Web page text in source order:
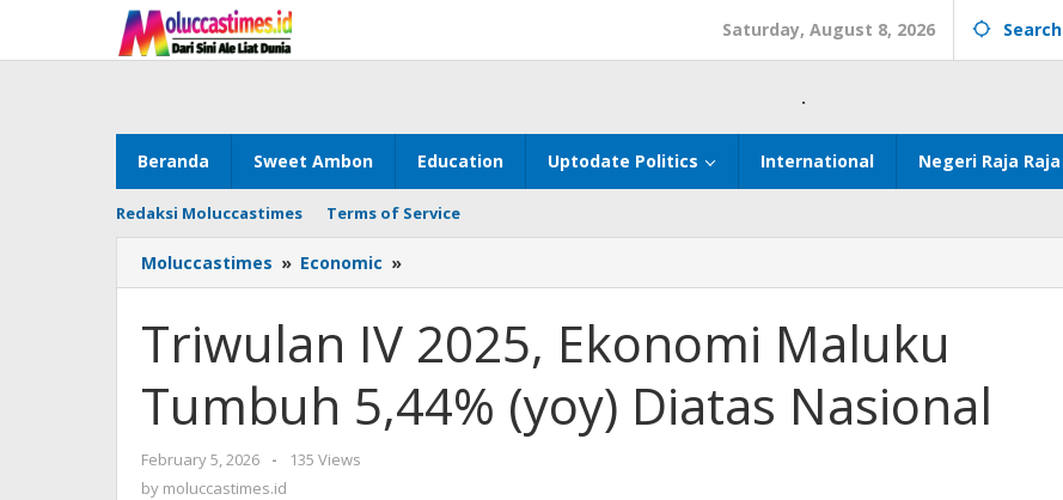
content
Saturday, August 8, 2026 Search
.
Beranda Sweet Ambon Education Uptodate Politics International Negeri Raja Raja
Redaksi Moluccastimes Terms of Service
Moluccastimes » Economic »
IV
Ekonomi
Maluku
Tumbuh
5,44%
Triwulan IV 2025, Ekonomi Maluku
Tumbuh 5,44% (yoy) Diatas Nasional
February 5, 2026
by
moluccastimes.id
-
135 Views
by moluccastimes.id